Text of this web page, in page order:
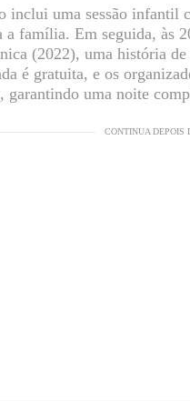
inclui uma sessão infantil
a família. Em seguida, às
(2022), uma história
é gratuita, e os
garantindo uma noite
CONTINUA DEPOIS